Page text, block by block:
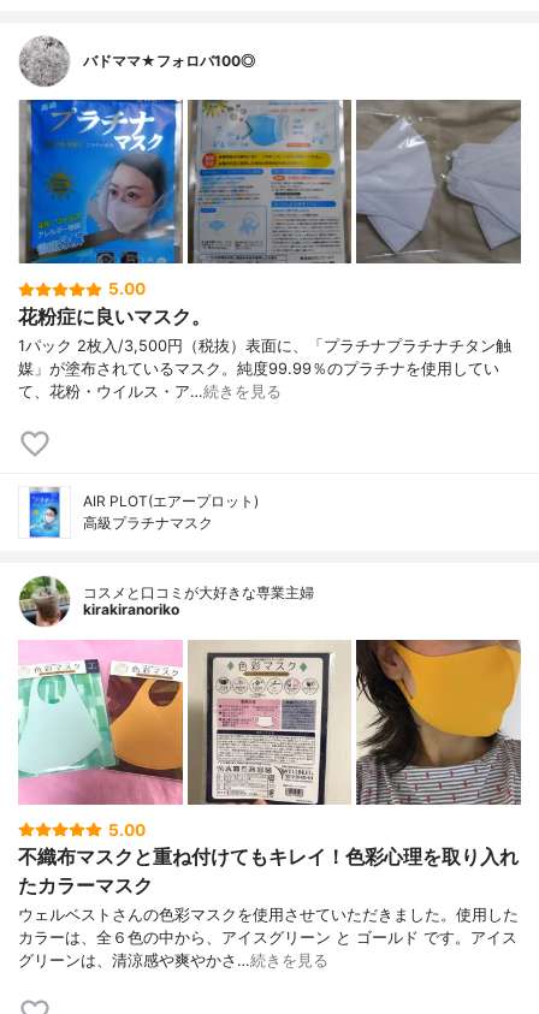
バドママ★フォロバ100◎
5.00
花粉症に良いマスク。
1パック 2枚入/3,500円（税抜）表面に、「プラチナプラチナチタン触
媒」が塗布されているマスク。純度99.99％のプラチナを使用してい
て、花粉・ウイルス・ア…続きを見る
AIR PLOT(エアープロット)
高級プラチナマスク
コスメと口コミが大好きな専業主婦
kirakiranoriko
5.00
不織布マスクと重ね付けてもキレイ！色彩心理を取り入れ
たカラーマスク
ウェルベストさんの色彩マスクを使用させていただきました。使用した
カラーは、全６色の中から、アイスグリーン と ゴールド です。アイス
グリーンは、清涼感や爽やかさ…続きを見る